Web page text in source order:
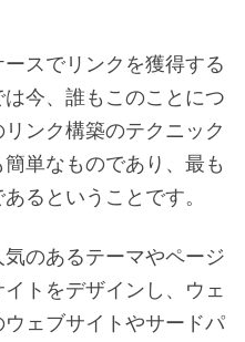
スでリンクを獲得する
今、誰もこのことにつ
ンク構築のテクニック
単なものであり、最も
るということです。
のあるテーマやページ
トをデザインし、ウェ
ェブサイトやサードパ